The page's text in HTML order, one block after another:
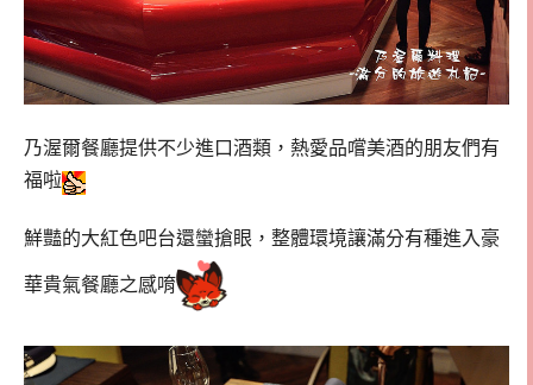
乃渥爾餐廳提供不少進口酒類，熱愛品嚐美酒的朋友們有
福啦
鮮豔的大紅色吧台還蠻搶眼，整體環境讓滿分有種進入豪
華貴氣餐廳之感唷